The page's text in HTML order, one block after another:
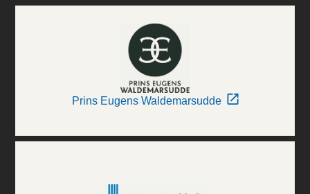
Prins Eugens Waldemarsudde